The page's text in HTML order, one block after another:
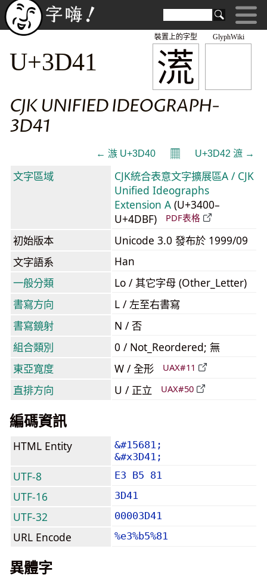
GlyphWiki
㵁
裝置上的字型
U+3D41
CJK UNIFIED IDEOGRAPH-
3D41
← 㵀 U+3D40 𝄜 U+3D42 㵂 →
文字區域
CJK統合表意文字擴展區A / CJK
Unified Ideographs
Extension A (U+3400–
U+4DBF)
PDF表格
初始版本
Unicode 3.0 發布於 1999/09
文字語系
Han
一般分類
Lo / 其它字母 (Other_Letter)
書寫方向
L / 左至右書寫
書寫鏡射
N / 否
組合類別
0 / Not_Reordered; 無
東亞寬度
W / 全形 UAX#11
直排方向 U / 正立 UAX#50
編碼資訊
HTML Entity
&#15681;
&#x3D41;
UTF-8 E3 B5 81
UTF-16 3D41
UTF-32 00003D41
URL Encode %e3%b5%81
異體字